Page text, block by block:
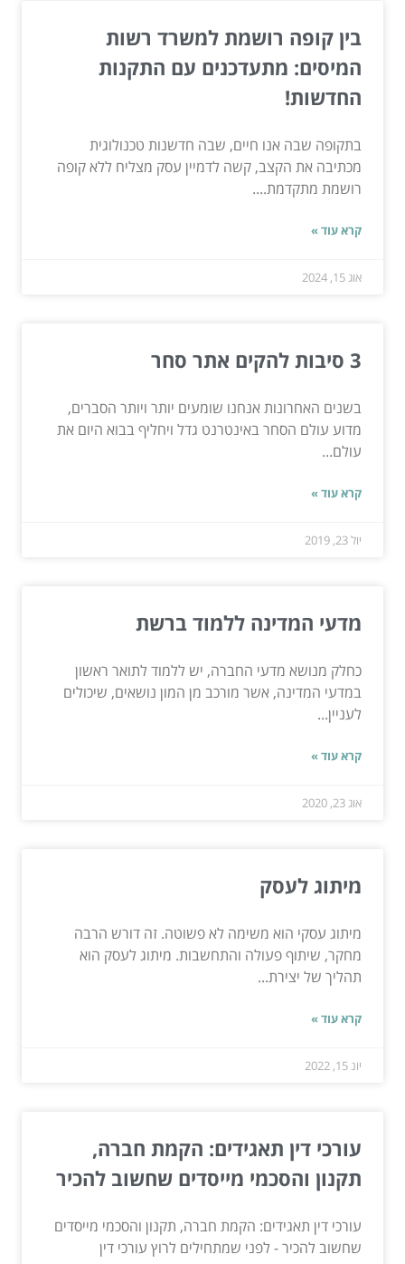
בין קופה רושמת למשרד רשות
המיסים: מתעדכנים עם התקנות
החדשות!
בתקופה שבה אנו חיים, שבה חדשנות טכנולוגית
מכתיבה את הקצב, קשה לדמיין עסק מצליח ללא קופה
רושמת מתקדמת....
קרא עוד »
אוג 15, 2024
3 סיבות להקים אתר סחר
בשנים האחרונות אנחנו שומעים יותר ויותר הסברים,
מדוע עולם הסחר באינטרנט גדל ויחליף בבוא היום את
עולם...
קרא עוד »
יול 23, 2019
מדעי המדינה ללמוד ברשת
כחלק מנושא מדעי החברה, יש ללמוד לתואר ראשון
במדעי המדינה, אשר מורכב מן המון נושאים, שיכולים
לעניין...
קרא עוד »
אוג 23, 2020
מיתוג לעסק
מיתוג עסקי הוא משימה לא פשוטה. זה דורש הרבה
מחקר, שיתוף פעולה והתחשבות. מיתוג לעסק הוא
תהליך של יצירת...
קרא עוד »
יונ 15, 2022
עורכי דין תאגידים: הקמת חברה,
תקנון והסכמי מייסדים שחשוב להכיר
עורכי דין תאגידים: הקמת חברה, תקנון והסכמי מייסדים
שחשוב להכיר - לפני שמתחילים לרוץ עורכי דין